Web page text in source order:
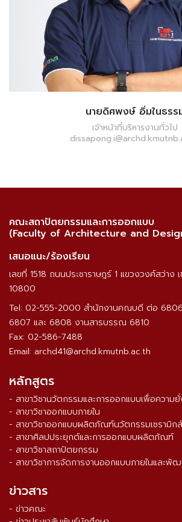
นายดิศพงษ์ อิ่มในธรร
เจ้าหน้าที่บริหารงานทั่วไป
คณะสถาปัตยกรรมและการออกแบบ
(Faculty of Architecture and
เสนอแนะ/ร้องเรียน
เลขที่ 1518 ถนนประชาราษฎร์ 1 แขวงวงศ์สว่าง
10800
Tel: 02-555-2000 สำนักงานคณบดี ต่อ
6807 และ 6808 งานสารบรรณ 6810
Fax: 02-586-7488
Email: archd41@archd.kmutnb.ac.th
หลักสูตร
- สาขาวิชานวัตกรรมและการออกแบบเพื่อความ
- สาขาวิชาออกแบบภายใน
- สาขาวิชาออกแบบผลิตภัณฑ์นวัตกรรมเซรามิกส์
- สาขาศิลปประยุกต์และการออกแบบผลิตภัณฑ์
- สาขาวิชาสถาปัตยกรรม
- สาขาวิชาการจัดการงานออกแบบภายในและพั
ข่าวสาร
- ข่าวคณะ